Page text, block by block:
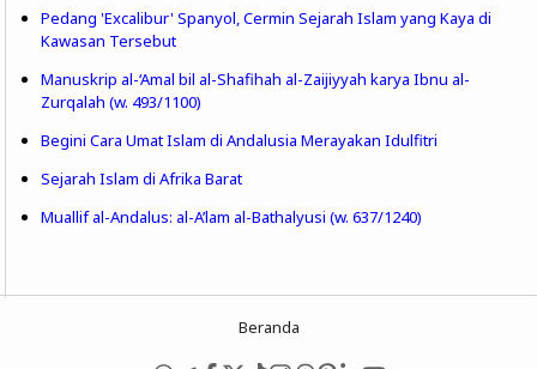
Pedang 'Excalibur' Spanyol, Cermin Sejarah Islam yang Kaya di
Kawasan Tersebut
Manuskrip al-‘Amal bil al-Shafihah al-Zaijiyyah karya Ibnu al-
Zurqalah (w. 493/1100)
Begini Cara Umat Islam di Andalusia Merayakan Idulfitri
Sejarah Islam di Afrika Barat
Muallif al-Andalus: al-A’lam al-Bathalyusi (w. 637/1240)
Beranda